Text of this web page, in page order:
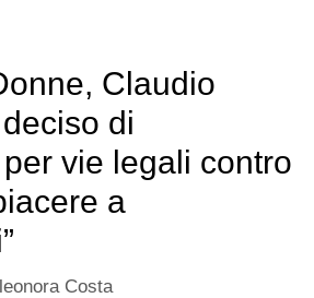
Claudio
di
vie legali contro
a
Costa